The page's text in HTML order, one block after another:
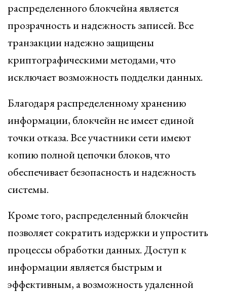
распределенного блокчейна является
прозрачность и надежность записей. Все
транзакции надежно защищены
криптографическими методами, что
исключает возможность подделки данных.
Благодаря распределенному хранению
информации, блокчейн не имеет единой
точки отказа. Все участники сети имеют
копию полной цепочки блоков, что
обеспечивает безопасность и надежность
системы.
Кроме того, распределенный блокчейн
позволяет сократить издержки и упростить
процессы обработки данных. Доступ к
информации является быстрым и
эффективным, а возможность удаленной